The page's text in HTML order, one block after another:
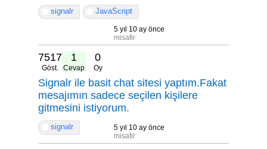
signalr JavaScript
5 yıl 10 ay önce
misafir
7517
Göst.
1
Cevap
0
Oy
Signalr ile basit chat sitesi yaptım.Fakat
mesajımın sadece seçilen kişilere
gitmesini istiyorum.
signalr
5 yıl 10 ay önce
misafir